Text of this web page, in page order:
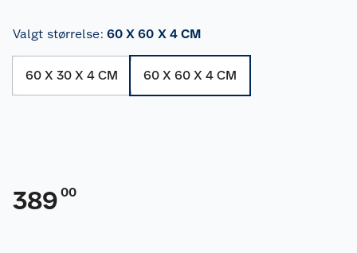
Valgt størrelse: 60 X 60 X 4 CM
60 X 30 X 4 CM 60 X 60 X 4 CM
389 00